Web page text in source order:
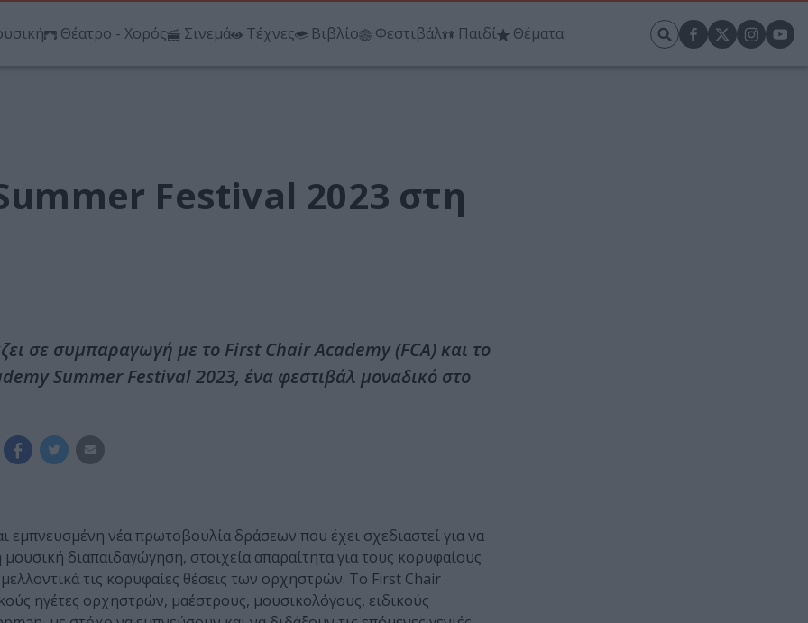
Θέατρο - Χορός Σινεμά Τέχνες Βιβλίο Φεστιβάλ Παιδί Θέματα
Festival 2023 στη
σε συμπαραγωγή με το First Chair Academy (FCA) και το
Summer Festival 2023, ένα φεστιβάλ μοναδικό στο
εμπνευσμένη νέα πρωτοβουλία δράσεων που έχει σχεδιαστεί για να
μουσική διαπαιδαγώγηση, στοιχεία απαραίτητα για τους κορυφαίους
τις κορυφαίες θέσεις των ορχηστρών. Το First Chair
ηγέτες ορχηστρών, μαέστρους, μουσικολόγους, ειδικούς